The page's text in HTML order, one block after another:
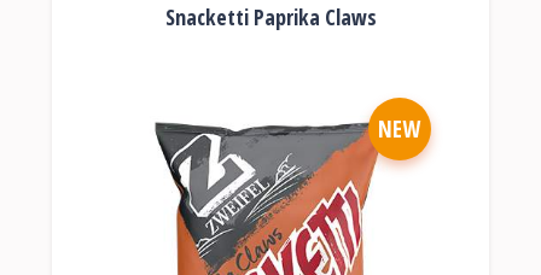
Snacketti Paprika Claws
NEW